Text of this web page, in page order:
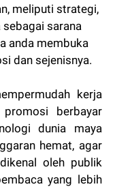
meliputi strategi,
sebagai sarana
anda membuka
dan sejenisnya.
kerja
berbayar
dunia maya
hemat, agar
oleh publik
yang lebih